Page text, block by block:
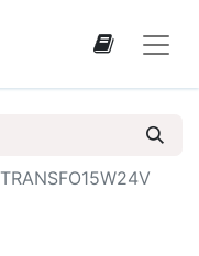
TRANSFO15W24V